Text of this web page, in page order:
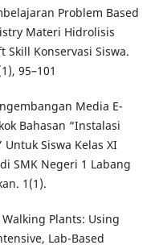
Problem Based
Materi Hidrolisis
Skill Konservasi Siswa.
95–101
Media E-
Bahasan “Instalasi
Untuk Siswa Kelas XI
SMK Negeri 1 Labang
1(1).
Plants: Using
Lab-Based